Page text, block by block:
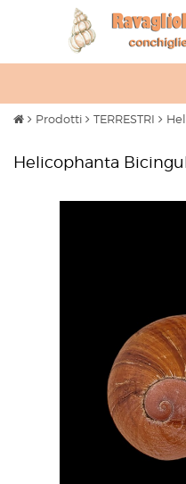
Prodotti TERRESTRI
Helicophanta